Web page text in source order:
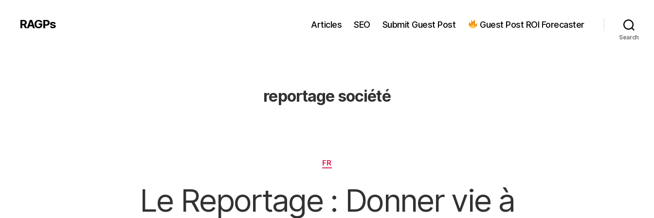
RAGPs Articles SEO Submit Guest Post Guest Post ROI Forecaster
Search
reportage société
Categories
FR
Le Reportage : Donner vie à